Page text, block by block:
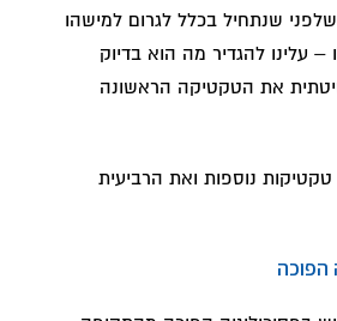
שנתחיל בכלל לגרום למישהו
עלינו להגדיר מה הוא בדיוק
את הטקטיקה הראשונה
נוספות ואת הרביעית